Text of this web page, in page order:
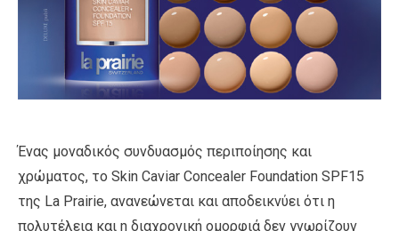
Ένας μοναδικός συνδυασμός περιποίησης και
χρώματος, το Skin Caviar Concealer Foundation SPF15
της La Prairie, ανανεώνεται και αποδεικνύει ότι η
πολυτέλεια και η διαχρονική ομορφιά δεν γνωρίζουν